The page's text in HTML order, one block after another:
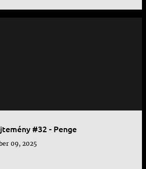
#32 - Penge
09, 2025